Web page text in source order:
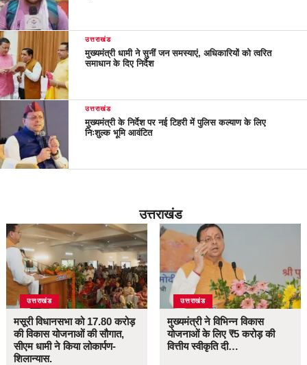
उत्तराखंड
मुख्यमंत्री धामी ने सुनीं जन समस्याएं, अधिकारियों को त्वरित
समाधान के दिए निर्देश
उत्तराखंड
मुख्यमंत्री के निर्देश पर नई टिहरी में पुलिस कल्याण के लिए
निःशुल्क भूमि आवंटित
उत्तराखंड
उत्तराखंड
मसूरी विधानसभा को 17.80 करोड़
की विकास योजनाओं की सौगात,
सीएम धामी ने किया लोकार्पण-
शिलान्यास.
उत्तराखंड
मुख्यमंत्री ने विभिन्न विकास
योजनाओं के लिए ₹5 करोड़ की
वित्तीय स्वीकृति दी…